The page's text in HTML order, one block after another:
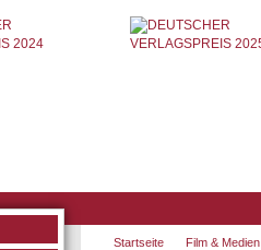
Startseite Film & Medien